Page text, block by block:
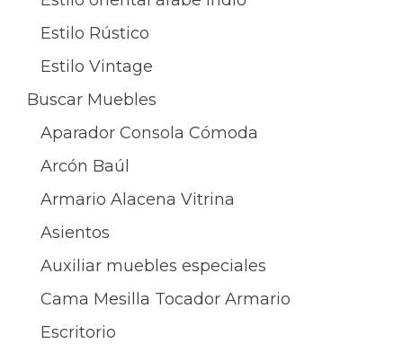
Estilo Rústico
Estilo Vintage
Buscar Muebles
Aparador Consola Cómoda
Arcón Baúl
Armario Alacena Vitrina
Asientos
Auxiliar muebles especiales
Cama Mesilla Tocador Armario
Escritorio